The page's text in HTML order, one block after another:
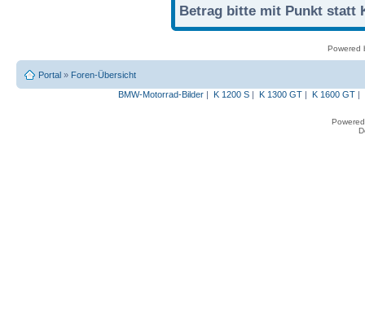
Betrag bitte mit Punkt statt
Powered
Portal » Foren-Übersicht
BMW-Motorrad-Bilder| K 1200 S| K 1300 GT| K 1600 GT|